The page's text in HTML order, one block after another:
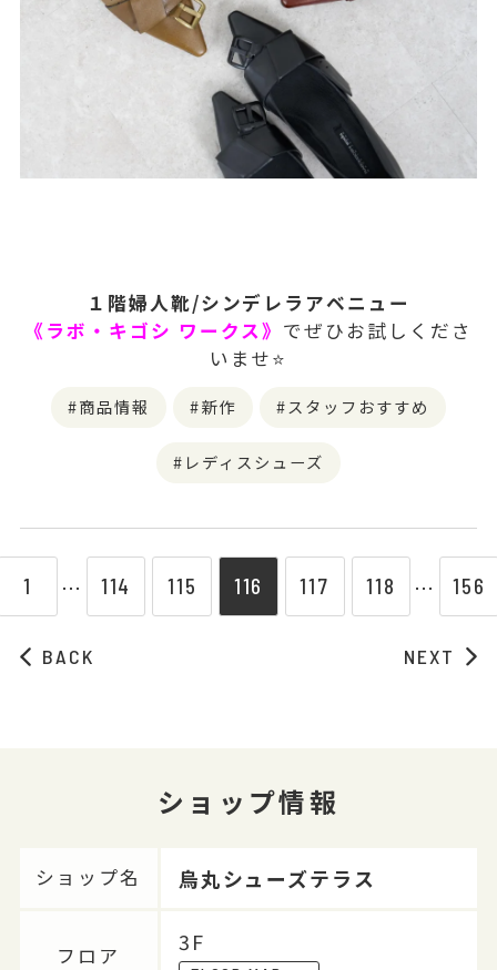
１階婦人靴/シンデレラアベニュー
《ラボ・キゴシ ワークス》 でぜひお試しくださ
いませ⭐️
商品情報 新作 スタッフおすすめ
レディスシューズ
BACK
1 ⋯ 114 115 116 117 118 ⋯ 156
NEXT
ショップ情報
ショップ名 烏丸シューズテラス
フロア
3F